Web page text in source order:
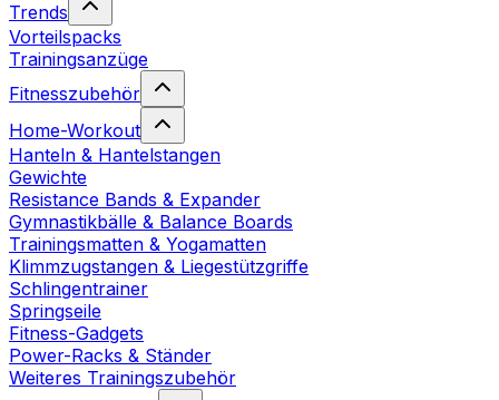
Trends
Vorteilspacks
Trainingsanzüge
Fitnesszubehör
Home-Workout
Hanteln & Hantelstangen
Gewichte
Resistance Bands & Expander
Gymnastikbälle & Balance Boards
Trainingsmatten & Yogamatten
Klimmzugstangen & Liegestützgriffe
Schlingentrainer
Springseile
Fitness-Gadgets
Power-Racks & Ständer
Weiteres Trainingszubehör